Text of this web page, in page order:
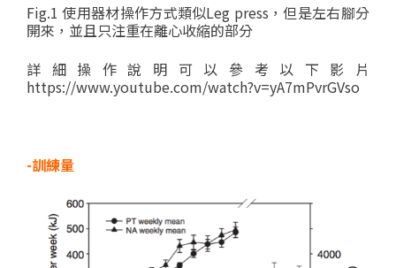
Fig.1 使用器材操作方式類似Leg press，但是左右腳分
開來，並且只注重在離心收縮的部分
詳細操作說明可以參考以下影片
https://www.youtube.com/watch?v=yA7mPvrGVso
-訓練量